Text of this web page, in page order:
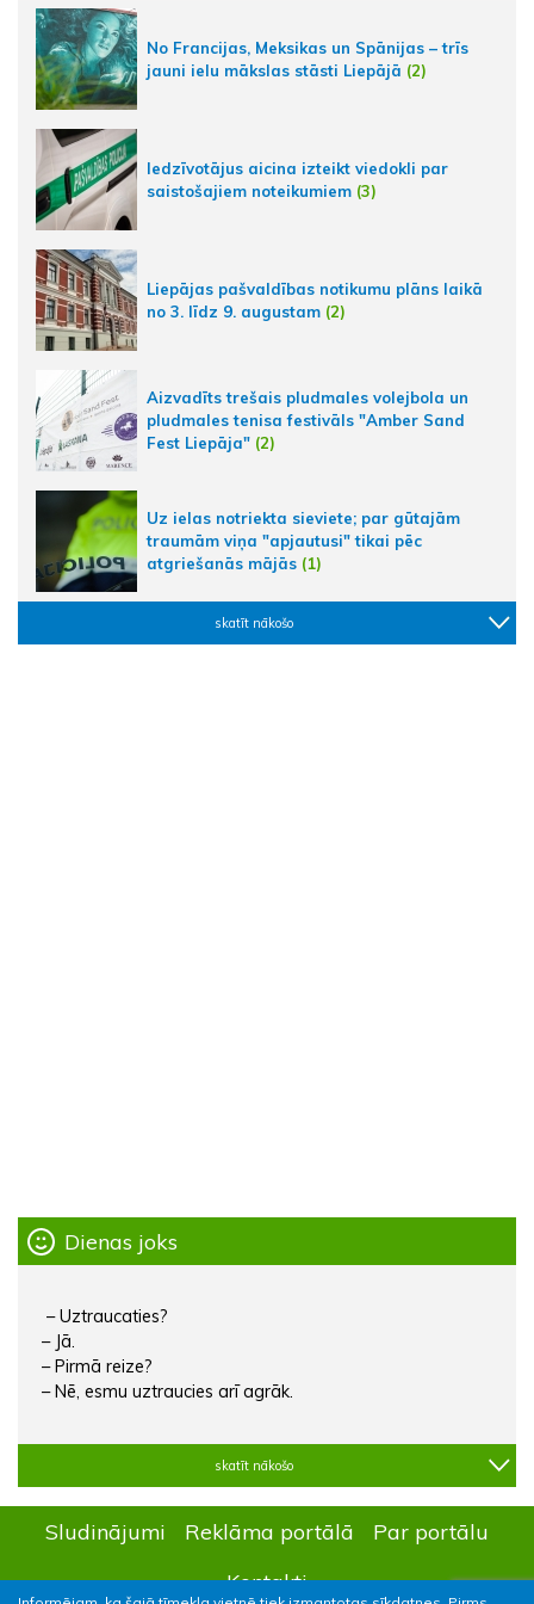
No Francijas, Meksikas un Spānijas – trīs
jauni ielu mākslas stāsti Liepājā (2)
Iedzīvotājus aicina izteikt viedokli par
saistošajiem noteikumiem (3)
Liepājas pašvaldības notikumu plāns laikā
no 3. līdz 9. augustam (2)
Aizvadīts trešais pludmales volejbola un
pludmales tenisa festivāls "Amber Sand
Fest Liepāja" (2)
Uz ielas notriekta sieviete; par gūtajām
traumām viņa "apjautusi" tikai pēc
atgriešanās mājās (1)
skatīt nākošo
Dienas joks
– Uztraucaties?
– Jā.
– Pirmā reize?
– Nē, esmu uztraucies arī agrāk.
skatīt nākošo
Sludinājumi Reklāma portālā
Par portālu
Kontakti